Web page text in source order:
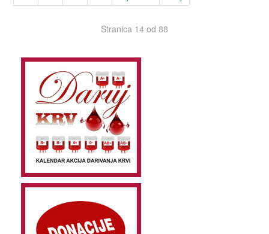
Stranica 14 od 88